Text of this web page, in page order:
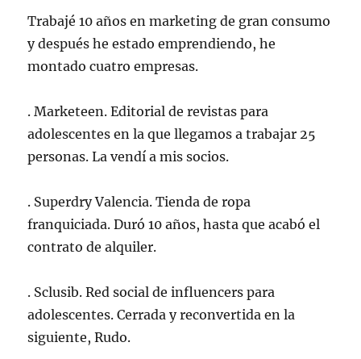
Trabajé 10 años en marketing de gran consumo
y después he estado emprendiendo, he
montado cuatro empresas.
. Marketeen. Editorial de revistas para
adolescentes en la que llegamos a trabajar 25
personas. La vendí a mis socios.
. Superdry Valencia. Tienda de ropa
franquiciada. Duró 10 años, hasta que acabó el
contrato de alquiler.
. Sclusib. Red social de influencers para
adolescentes. Cerrada y reconvertida en la
siguiente, Rudo.